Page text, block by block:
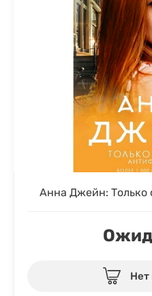
Анна Джейн: Только
Нет